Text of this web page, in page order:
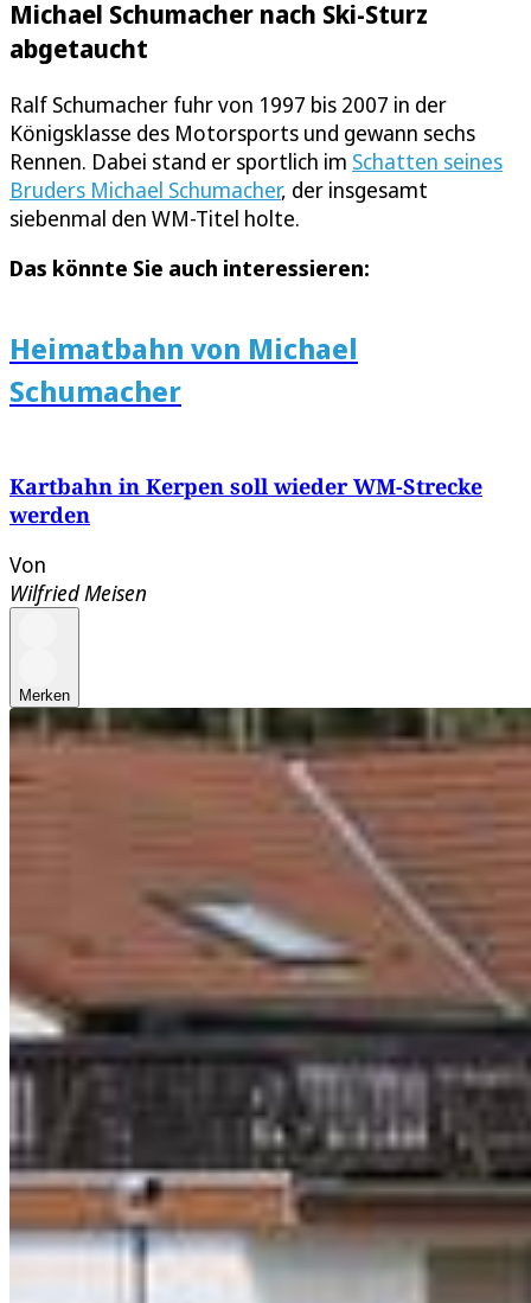
Michael Schumacher nach Ski-Sturz
abgetaucht
Ralf Schumacher fuhr von 1997 bis 2007 in der
Königsklasse des Motorsports und gewann sechs
Rennen. Dabei stand er sportlich im Schatten seines
Bruders Michael Schumacher, der insgesamt
siebenmal den WM-Titel holte.
Das könnte Sie auch interessieren:
Heimatbahn von Michael
Schumacher
Kartbahn in Kerpen soll wieder WM-Strecke
werden
Von
Wilfried Meisen
Merken